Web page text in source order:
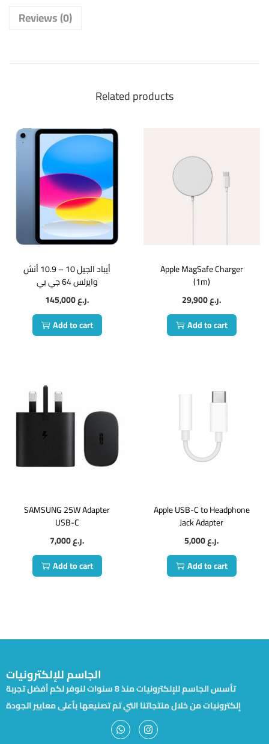
Reviews (0)
Related products
أيباد الجيل 10 – 10.9 أنش
وايرلس 64 جي بي
145,000
ر.ع.
Add to cart
Apple MagSafe Charger
(1m)
29,900
ر.ع.
Add to cart
SAMSUNG 25W Adapter
USB-C
7,000
ر.ع.
Add to cart
Apple USB-C to Headphone
Jack Adapter
5,000
ر.ع.
Add to cart
الجاسم للإلكترونيات
تأسس الجاسم للإلكترونيات منذ 8 سنوات لنوفر لكم أفضل تجربة
إلكترونيات من خلال منتجاتنا التي تم تصنيعها بأعلى معايير الجودة